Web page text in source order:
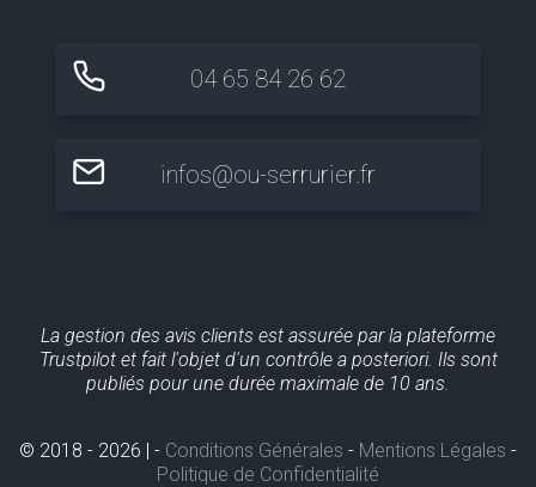
04 65 84 26 62
infos@ou-serrurier.fr
La gestion des avis clients est assurée par la plateforme
Trustpilot et fait l'objet d'un contrôle a posteriori. Ils sont
publiés pour une durée maximale de 10 ans.
© 2018 - 2026 | - Conditions Générales - Mentions Légales -
Politique de Confidentialité